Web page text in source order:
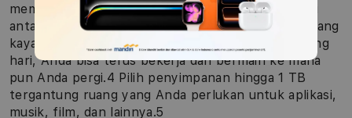
memungkinkan Anda multitasking dengan mulus di
antara berbagai aplikasi andal dan bermain game yang
kaya grafis. Dan dengan kekuatan baterai sepanjang
hari, Anda bisa terus bekerja dan bermain ke mana
pun Anda pergi.4 Pilih penyimpanan hingga 1 TB
tergantung ruang yang Anda perlukan untuk aplikasi,
musik, film, dan lainnya.5